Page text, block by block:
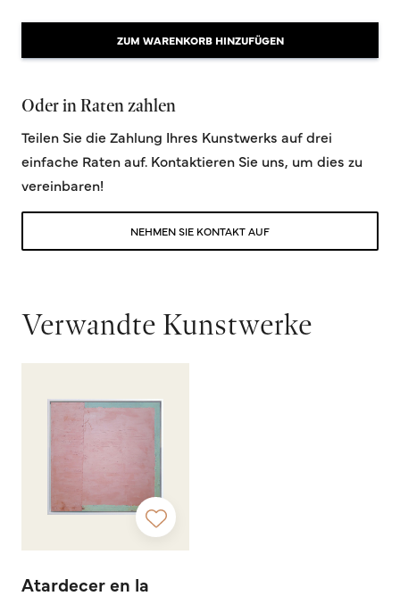
ZUM WARENKORB HINZUFÜGEN
Oder in Raten zahlen
Teilen Sie die Zahlung Ihres Kunstwerks auf drei
einfache Raten auf. Kontaktieren Sie uns, um dies zu
vereinbaren!
NEHMEN SIE KONTAKT AUF
Verwandte Kunstwerke
Atardecer en la